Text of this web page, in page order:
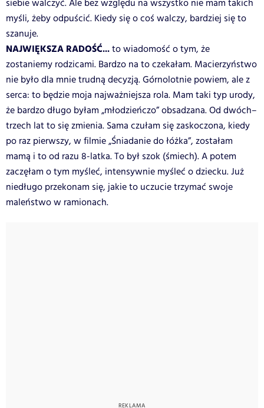
siebie walczyć. Ale bez względu na wszystko nie mam takich
myśli, żeby odpuścić. Kiedy się o coś walczy, bardziej się to
szanuje.
NAJWIĘKSZA RADOŚĆ...to wiadomość o tym, że
zostaniemy rodzicami. Bardzo na to czekałam. Macierzyństwo
nie było dla mnie trudną decyzją. Górnolotnie powiem, ale z
serca: to będzie moja najważniejsza rola. Mam taki typ urody,
że bardzo długo byłam „młodzieńczo” obsadzana. Od dwóch–
trzech lat to się zmienia. Sama czułam się zaskoczona, kiedy
po raz pierwszy, w filmie „Śniadanie do łóżka”, zostałam
mamą i to od razu 8-latka. To był szok (śmiech). A potem
zaczęłam o tym myśleć, intensywnie myśleć o dziecku. Już
niedługo przekonam się, jakie to uczucie trzymać swoje
maleństwo w ramionach.